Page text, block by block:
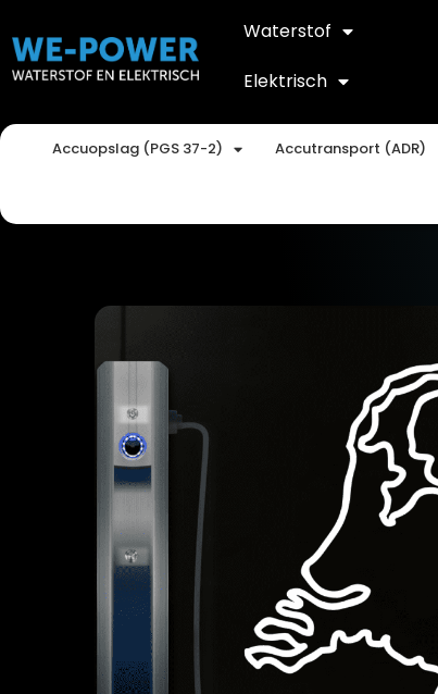
Waterstof
Elektrisch
Accuopslag (PGS 37-2) Accutransport (ADR)